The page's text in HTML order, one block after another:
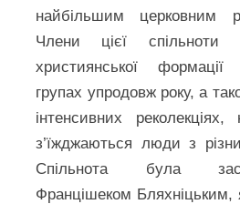
найбільшим церковним
Члени цієї спільноти
християнської
групах упродовж року, а
інтенсивних
з’їжджаються люди з
Спільнота була
Францішеком